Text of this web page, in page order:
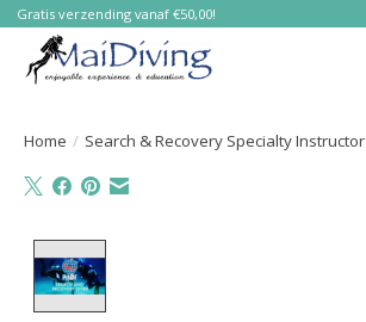
Gratis verzending vanaf €50,00!
Home / Search & Recovery Specialty Instructor